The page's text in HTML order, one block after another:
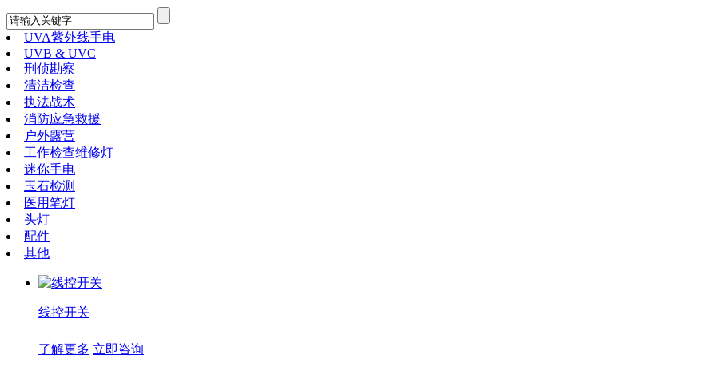
UVA紫外线手电
UVB & UVC
刑侦勘察
清洁检查
执法战术
消防应急救援
户外露营
工作检查维修灯
迷你手电
玉石检测
医用笔灯
头灯
配件
其他
线控开关
了解更多 立即咨询